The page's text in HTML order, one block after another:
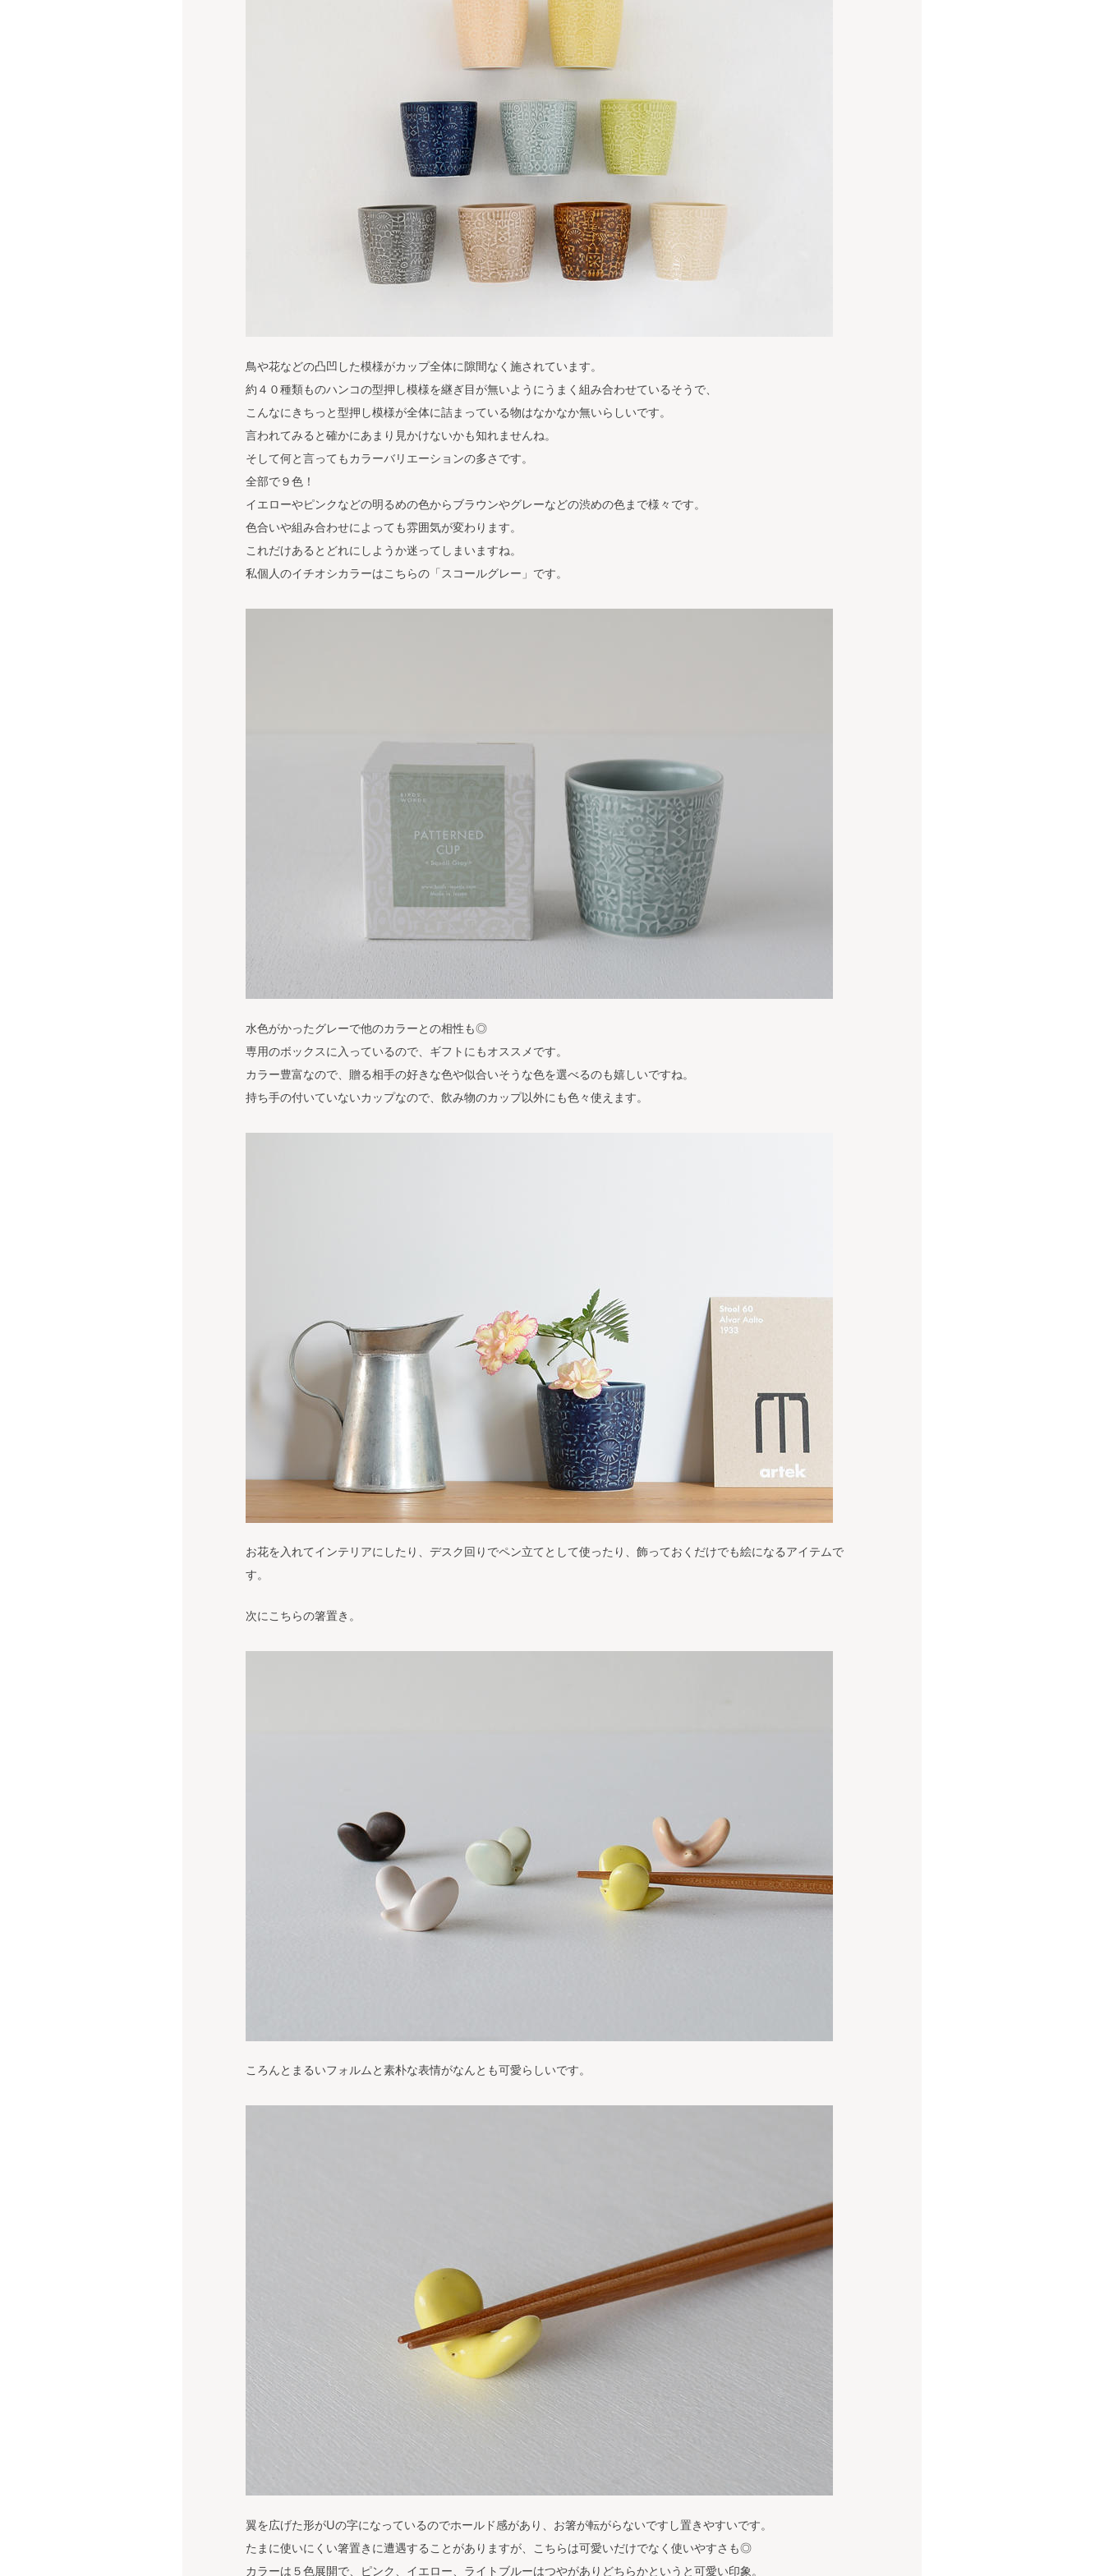
鳥や花などの凸凹した模様がカップ全体に隙間なく施されています。
約４０種類ものハンコの型押し模様を継ぎ目が無いようにうまく組み合わせているそうで、
こんなにきちっと型押し模様が全体に詰まっている物はなかなか無いらしいです。
言われてみると確かにあまり見かけないかも知れませんね。
そして何と言ってもカラーバリエーションの多さです。
全部で９色！
イエローやピンクなどの明るめの色からブラウンやグレーなどの渋めの色まで様々です。
色合いや組み合わせによっても雰囲気が変わります。
これだけあるとどれにしようか迷ってしまいますね。
私個人のイチオシカラーはこちらの「スコールグレー」です。
水色がかったグレーで他のカラーとの相性も◎
専用のボックスに入っているので、ギフトにもオススメです。
カラー豊富なので、贈る相手の好きな色や似合いそうな色を選べるのも嬉しいですね。
持ち手の付いていないカップなので、飲み物のカップ以外にも色々使えます。
お花を入れてインテリアにしたり、デスク回りでペン立てとして使ったり、飾っておくだけでも絵になるアイテムで
す。
次にこちらの箸置き。
ころんとまるいフォルムと素朴な表情がなんとも可愛らしいです。
翼を広げた形がUの字になっているのでホールド感があり、お箸が転がらないですし置きやすいです。
たまに使いにくい箸置きに遭遇することがありますが、こちらは可愛いだけでなく使いやすさも◎
カラーは５色展開で、ピンク、イエロー、ライトブルーはつやがありどちらかというと可愛い印象。